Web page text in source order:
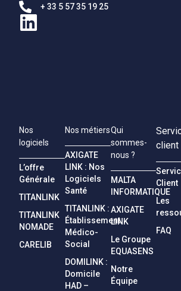
+ 33 5 57 35 19 25
Nos
logiciels
L’offre
Générale
TITANLINK
TITANLINK
NOMADE
CARELIB
Nos métiers
AXIGATE
LINK : Nos
Logiciels
Santé
TITANLINK :
Établissement
Médico-
Social
DOMILINK :
Domicile
HAD –
Qui
sommes-
nous ?
MALTA
INFORMATIQUE
AXIGATE
LINK
Le Groupe
EQUASENS
Notre
Équipe
client
Client
Les
FAQ